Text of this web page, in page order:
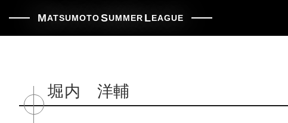
MATSUMOTOSUMMER LEAGUE
堀内 洋輔